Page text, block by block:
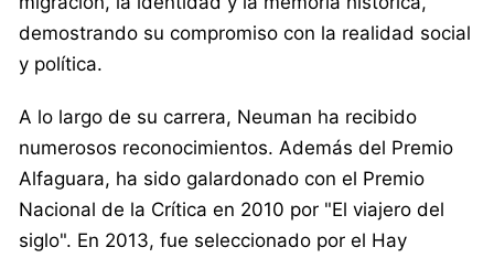
demostrando su compromiso con la realidad social
y política.
A lo largo de su carrera, Neuman ha recibido
numerosos reconocimientos. Además del Premio
Alfaguara, ha sido galardonado con el Premio
Nacional de la Crítica en 2010 por "El viajero del
siglo". En 2013, fue seleccionado por el Hay